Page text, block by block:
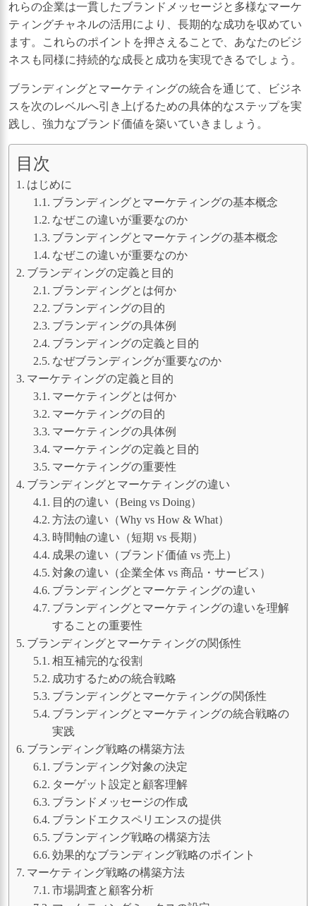
れらの企業は一貫したブランドメッセージと多様なマーケ
ティングチャネルの活用により、長期的な成功を収めてい
ます。これらのポイントを押さえることで、あなたのビジ
ネスも同様に持続的な成長と成功を実現できるでしょう。
ブランディングとマーケティングの統合を通じて、ビジネ
スを次のレベルへ引き上げるための具体的なステップを実
践し、強力なブランド価値を築いていきましょう。
目次
はじめに
ブランディングとマーケティングの基本概念
なぜこの違いが重要なのか
ブランディングとマーケティングの基本概念
なぜこの違いが重要なのか
ブランディングの定義と目的
ブランディングとは何か
ブランディングの目的
ブランディングの具体例
ブランディングの定義と目的
なぜブランディングが重要なのか
マーケティングの定義と目的
マーケティングとは何か
マーケティングの目的
マーケティングの具体例
マーケティングの定義と目的
マーケティングの重要性
ブランディングとマーケティングの違い
目的の違い（Being vs Doing）
方法の違い（Why vs How & What）
時間軸の違い（短期 vs 長期）
成果の違い（ブランド価値 vs 売上）
対象の違い（企業全体 vs 商品・サービス）
ブランディングとマーケティングの違い
ブランディングとマーケティングの違いを理解
することの重要性
ブランディングとマーケティングの関係性
相互補完的な役割
成功するための統合戦略
ブランディングとマーケティングの関係性
ブランディングとマーケティングの統合戦略の
実践
ブランディング戦略の構築方法
ブランディング対象の決定
ターゲット設定と顧客理解
ブランドメッセージの作成
ブランドエクスペリエンスの提供
ブランディング戦略の構築方法
効果的なブランディング戦略のポイント
マーケティング戦略の構築方法
市場調査と顧客分析